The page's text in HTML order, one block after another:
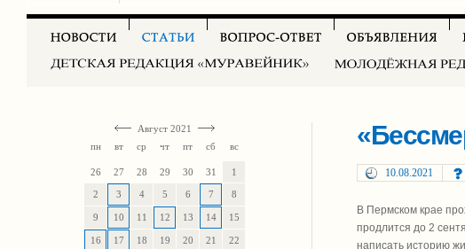
Август 2021
пн
вт ср чт пт сб вс
26 27 28 29 30 31 1
2 3 4 5 6 7 8
9 10 11 12 13 14 15
16 17 18 19 20 21 22
10.08.2021
В Пермском крае
продлится до 2
написать историю